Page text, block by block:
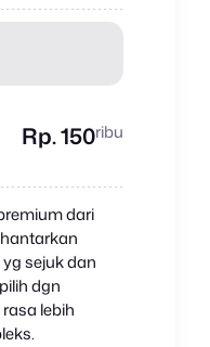
Rp. 150ribu
dari
sejuk dan
dgn
lebih